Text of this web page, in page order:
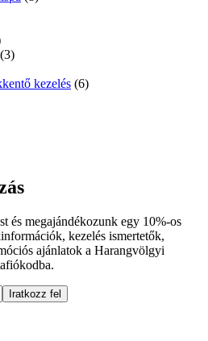
(3)
kezelés (6)
és megajándékozunk egy 10%-os
kezelés ismertetők,
ajánlatok a Harangvölgyi